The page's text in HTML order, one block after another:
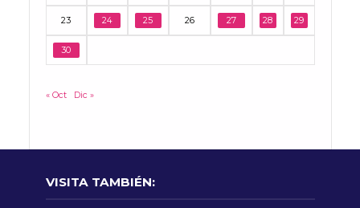
23 24 25 26 27 28 29
30
« Oct Dic »
VISITA TAMBIÉN: